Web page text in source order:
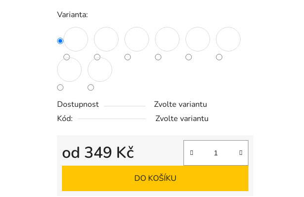
Varianta:
Dostupnost
Zvolte variantu
Kód:
Zvolte variantu
od 349 Kč
Měrná cena:
DO KOŠÍKU